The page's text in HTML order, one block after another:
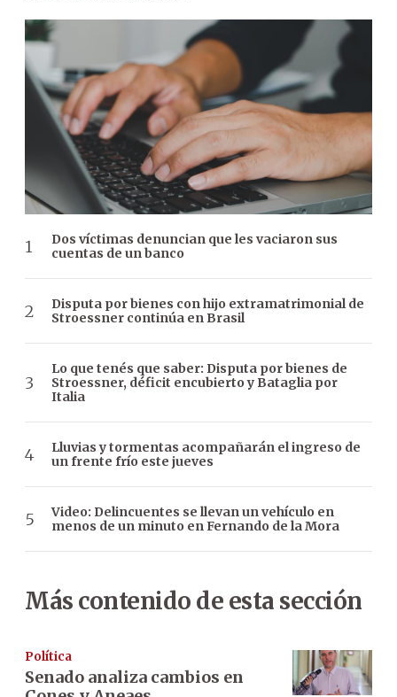
Dos víctimas denuncian que les vaciaron sus
cuentas de un banco
Disputa por bienes con hijo extramatrimonial de
Stroessner continúa en Brasil
Lo que tenés que saber: Disputa por bienes de
Stroessner, déficit encubierto y Bataglia por
Italia
Lluvias y tormentas acompañarán el ingreso de
un frente frío este jueves
Video: Delincuentes se llevan un vehículo en
menos de un minuto en Fernando de la Mora
Más contenido de esta sección
Política
Senado analiza cambios en